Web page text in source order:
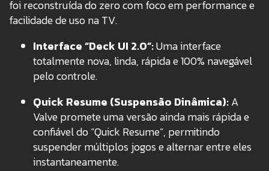
foi reconstruída do zero com foco em performance e
facilidade de uso na TV.
Interface “Deck UI 2.0”:Uma interface
totalmente nova, linda, rápida e 100% navegável
pelo controle.
Quick Resume (Suspensão Dinâmica):A
Valve promete uma versão ainda mais rápida e
confiável do “Quick Resume”, permitindo
suspender múltiplos jogos e alternar entre eles
instantaneamente.